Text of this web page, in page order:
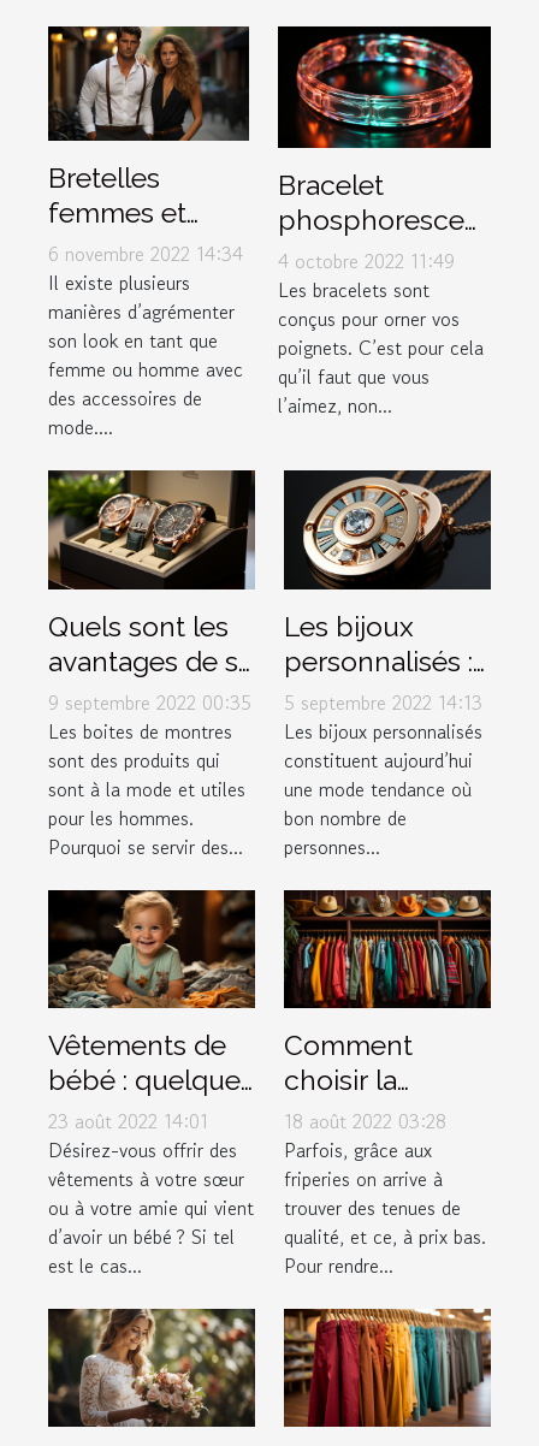
Bretelles
femmes et
hommes :
comment les
porter ?
6 novembre 2022 14:34
Il existe plusieurs
manières d’agrémenter
son look en tant que
femme ou homme avec
des accessoires de
mode....
Bracelet
phosphorescent
: illuminez votre
poignet !
4 octobre 2022 11:49
Les bracelets sont
conçus pour orner vos
poignets. C’est pour cela
qu’il faut que vous
l’aimez, non...
Quels sont les
avantages de se
procurer les
différentes
boites de
montres à la
mode ?
9 septembre 2022 00:35
Les boites de montres
sont des produits qui
sont à la mode et utiles
pour les hommes.
Pourquoi se servir des...
Les bijoux
personnalisés :
une mode en
expansion
5 septembre 2022 14:13
Les bijoux personnalisés
constituent aujourd’hui
une mode tendance où
bon nombre de
personnes...
Vêtements de
bébé : quelques
conseils pour
faire de bon
choix
23 août 2022 14:01
Désirez-vous offrir des
vêtements à votre sœur
ou à votre amie qui vient
d’avoir un bébé ? Si tel
est le cas...
Comment
choisir la
meilleure
friperie en ligne
?
18 août 2022 03:28
Parfois, grâce aux
friperies on arrive à
trouver des tenues de
qualité, et ce, à prix bas.
Pour rendre...